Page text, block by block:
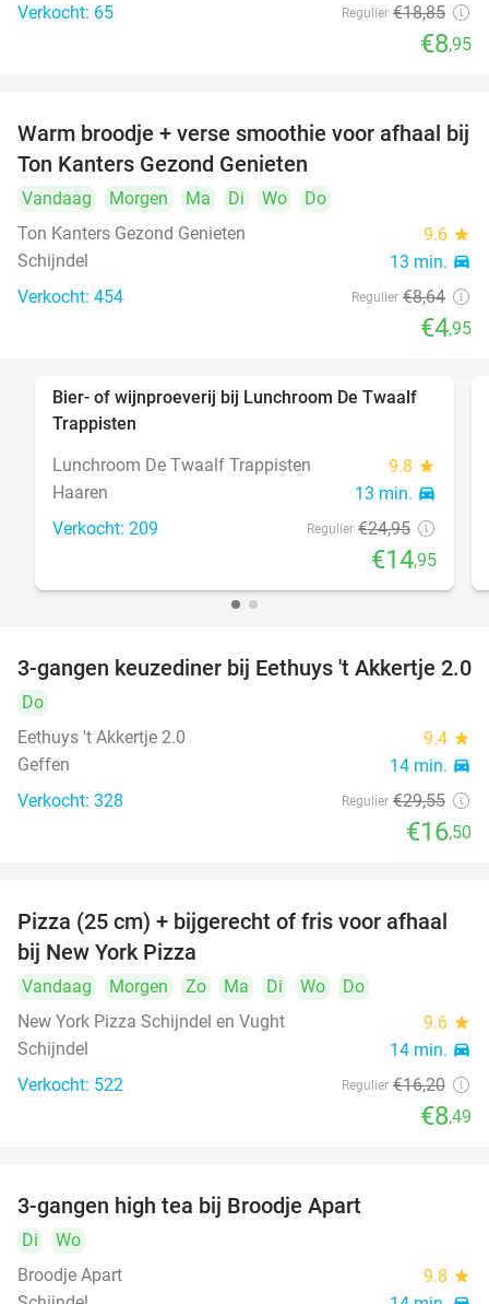
Verkocht: 65 Regulier €18,85
€8,95
43%
Warm broodje + verse smoothie voor afhaal bij
Ton Kanters Gezond Genieten
Vandaag Morgen Ma Di Wo
Do
Ton Kanters Gezond Genieten
9.6 star
Schijndel 13 min. directions_car
Verkocht: 454 Regulier €8,64
€4,95
40%
Bier- of wijnproeverij bij Lunchroom De Twaalf
Trappisten
Lunchroom De Twaalf Trappisten
9.8 star
Haaren 13 min. directions_car
Verkocht: 209 Regulier €24,95
€14,95
44%
3-gangen keuzediner bij Eethuys 't Akkertje 2.0
Do
Eethuys 't Akkertje 2.0
9.4 star
Geffen 14 min. directions_car
Verkocht: 328 Regulier €29,55
€16,50
48%
Pizza (25 cm) + bijgerecht of fris voor afhaal
bij New York Pizza
Vandaag Morgen Zo Ma Di Wo
Do
New York Pizza Schijndel en Vught
9.6 star
Schijndel 14 min. directions_car
Verkocht: 522 Regulier €16,20
€8,49
3-gangen high tea bij Broodje Apart
Di
Wo
Broodje Apart
9.8 star